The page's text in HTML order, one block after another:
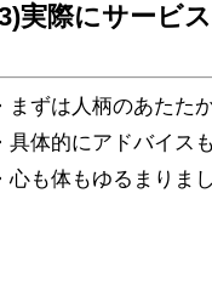
実際にサービ
まずは人柄のあたた
具体的にアドバイス
心も体もゆるまりまし